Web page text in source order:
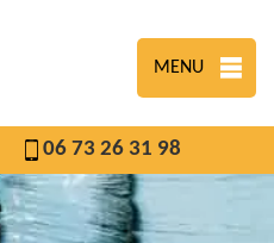
MENU
06 73 26 31 98